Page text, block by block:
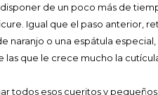
de un poco más de
Igual que el paso anterior,
naranjo o una espátula
las que le crece mucho la
todos esos cueritos y